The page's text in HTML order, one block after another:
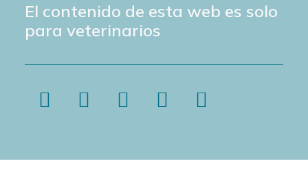
El contenido de esta web es solo
para veterinarios